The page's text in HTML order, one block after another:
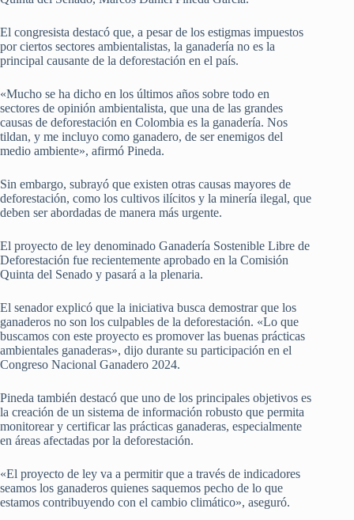
El congresista destacó que, a pesar de los estigmas impuestos
por ciertos sectores ambientalistas, la ganadería no es la
principal causante de la deforestación en el país.
«Mucho se ha dicho en los últimos años sobre todo en
sectores de opinión ambientalista, que una de las grandes
causas de deforestación en Colombia es la ganadería. Nos
tildan, y me incluyo como ganadero, de ser enemigos del
medio ambiente», afirmó Pineda.
Sin embargo, subrayó que existen otras causas mayores de
deforestación, como los cultivos ilícitos y la minería ilegal, que
deben ser abordadas de manera más urgente.
El proyecto de ley denominado Ganadería Sostenible Libre de
Deforestación fue recientemente aprobado en la Comisión
Quinta del Senado y pasará a la plenaria.
El senador explicó que la iniciativa busca demostrar que los
ganaderos no son los culpables de la deforestación. «Lo que
buscamos con este proyecto es promover las buenas prácticas
ambientales ganaderas», dijo durante su participación en el
Congreso Nacional Ganadero 2024.
Pineda también destacó que uno de los principales objetivos es
la creación de un sistema de información robusto que permita
monitorear y certificar las prácticas ganaderas, especialmente
en áreas afectadas por la deforestación.
«El proyecto de ley va a permitir que a través de indicadores
seamos los ganaderos quienes saquemos pecho de lo que
estamos contribuyendo con el cambio climático», aseguró.